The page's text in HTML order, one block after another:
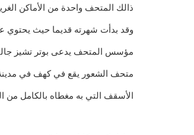
ذالك المتحف واحدة من الأماكن
وقد بدأت شهرته قديما حيث يحتوي على شعور وأسماء
مؤسس المتحف يدعى بوتر تشيز
متحف الشعور يقع في كهف في مدينة
الأسقف التي به مغطاه بالكامل من